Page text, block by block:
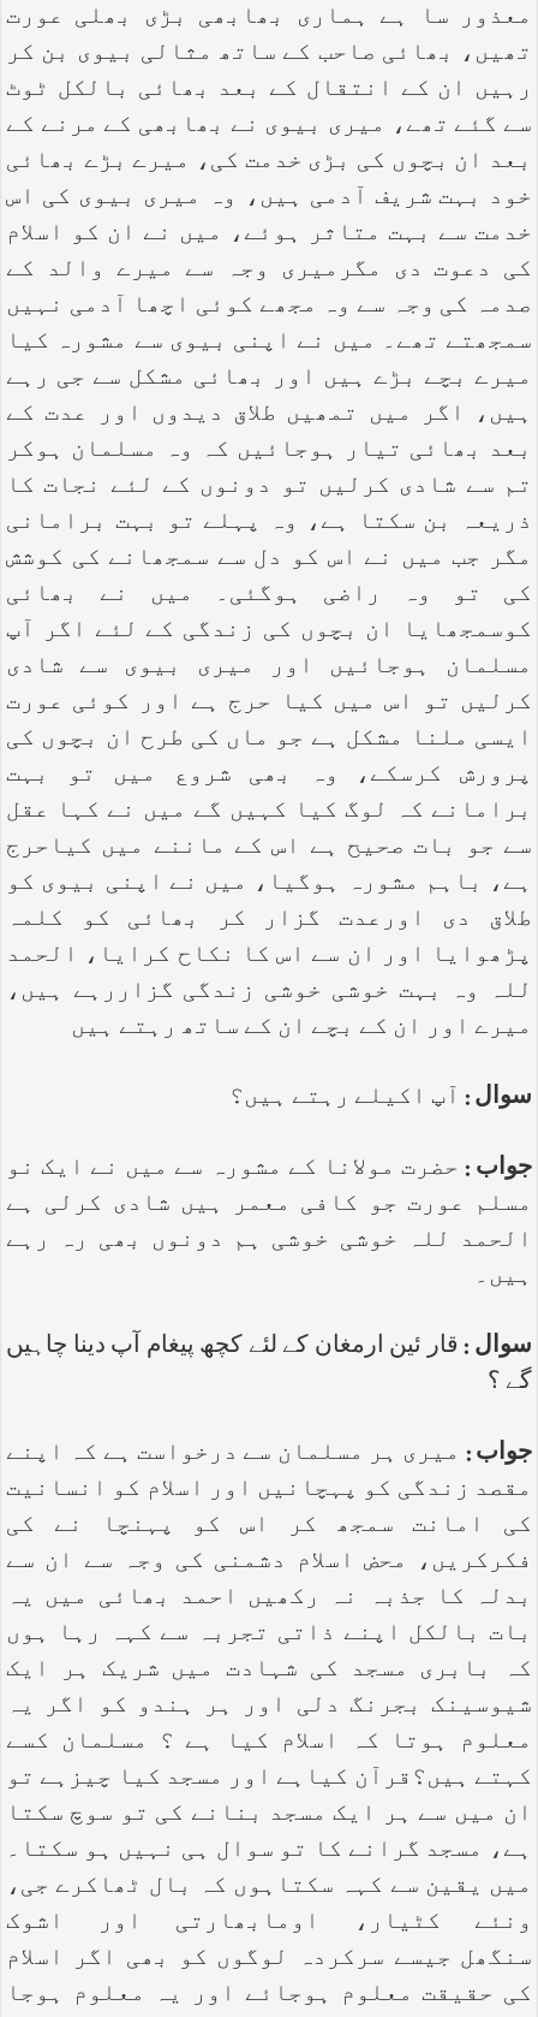
معذور سا ہے ہماری بھابھی بڑی بھلی عورت
تھیں، بھائی صاحب کے ساتھ مثالی بیوی بن کر
رہیں ان کے انتقال کے بعد بھائی بالکل ٹوٹ
سے گئے تھے، میری بیوی نے بھابھی کے مرنے کے
بعد ان بچوں کی بڑی خدمت کی، میرے بڑے بھائی
خود بہت شریف آدمی ہیں، وہ میری بیوی کی اس
خدمت سے بہت متاثر ہوئے، میں نے ان کو اسلام
کی دعوت دی مگرمیری وجہ سے میرے والد کے
صدمہ کی وجہ سے وہ مجھے کوئی اچھا آدمی نہیں
سمجھتے تھے۔ میں نے اپنی بیوی سے مشورہ کیا
میرے بچے بڑے ہیں اور بھائی مشکل سے جی رہے
ہیں، اگر میں تمھیں طلاق دیدوں اور عدت کے
بعد بھائی تیار ہوجائیں کہ وہ مسلمان ہوکر
تم سے شادی کرلیں تو دونوں کے لئے نجات کا
ذریعہ بن سکتا ہے، وہ پہلے تو بہت برامانی
مگر جب میں نے اس کو دل سے سمجھانے کی کوشش
کی تو وہ راضی ہوگئی۔ میں نے بھائی
کوسمجھایا ان بچوں کی زندگی کے لئے اگر آپ
مسلمان ہوجائیں اور میری بیوی سے شادی
کرلیں تو اس میں کیا حرج ہے اور کوئی عورت
ایسی ملنا مشکل ہے جو ماں کی طرح ان بچوں کی
پرورش کرسکے، وہ بھی شروع میں تو بہت
برامانے کہ لوگ کیا کہیں گے میں نے کہا عقل
سے جو بات صحیح ہے اس کے ماننے میں کیاحرج
ہے، باہم مشورہ ہوگیا، میں نے اپنی بیوی کو
طلاق دی اورعدت گزار کر بھائی کو کلمہ
پڑھوایا اور ان سے اس کا نکاح کرایا، الحمد
للہ وہ بہت خوشی خوشی زندگی گزاررہے ہیں،
میرے اور ان کے بچے ان کے ساتھ رہتے ہیں
سوال : آپ اکیلے رہتے ہیں؟
جواب : حضرت مولانا کے مشورہ سے میں نے ایک نو
مسلم عورت جو کافی معمر ہیں شادی کرلی ہے
الحمد للہ خوشی خوشی ہم دونوں بھی رہ رہے
ہیں۔
سوال : قار ئین ارمغان کے لئے کچھ پیغام آپ دینا چاہیں
گے ؟
جواب : میری ہر مسلمان سے درخواست ہے کہ اپنے
مقصد زندگی کو پہچانیں اور اسلام کو انسانیت
کی امانت سمجھ کر اس کو پہنچا نے کی
فکرکریں، محض اسلام دشمنی کی وجہ سے ان سے
بدلہ کا جذبہ نہ رکھیں احمد بھائی میں یہ
بات بالکل اپنے ذاتی تجربہ سے کہہ رہا ہوں
کہ بابری مسجد کی شہادت میں شریک ہر ایک
شیوسینک بجرنگ دلی اور ہر ہندو کو اگر یہ
معلوم ہوتا کہ اسلام کیا ہے ؟ مسلمان کسے
کہتے ہیں؟قرآن کیاہے اور مسجد کیا چیزہے تو
ان میں سے ہر ایک مسجد بنانے کی تو سوچ سکتا
ہے، مسجد گرانے کا تو سوال ہی نہیں ہو سکتا۔
میں یقین سے کہہ سکتاہوں کہ بال ٹھاکرے جی،
ونئے کٹیار، اومابھارتی اور اشوک
سنگھل جیسے سرکردہ لوگوں کو بھی اگر اسلام
کی حقیقت معلوم ہوجائے اور یہ معلوم ہوجا